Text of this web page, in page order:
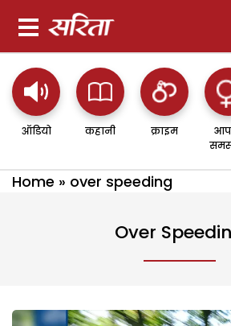
ऑडियो कहानी क्राइम
Home » over speeding
Over